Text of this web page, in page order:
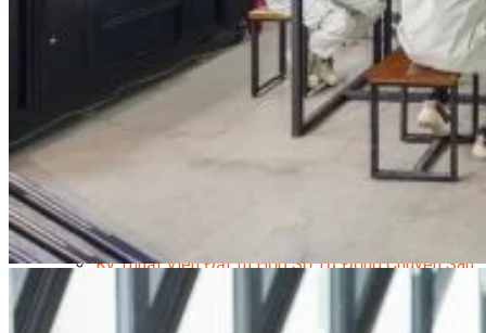
Học Nhảy Hiện Đại
Chuyên Đề Tiktok Dance
Kỹ Thuật – Công Nghệ
Kỹ Thuật Viên Điện – Nước – Điện Lạnh Dân Dụng
Kỹ Thuật Viên Điện Lạnh Ô Tô
Kỹ Thuật Viên Điện – Điện Tử Ô Tô Cơ Bản
Kỹ Thuật Viên Điện Lạnh Dân Dụng
Kỹ Thuật Viên Điện Dân Dụng
Sửa Chữa Điện Lạnh Dân Dụng
Chuyên Viên Chẩn Đoán ECU
Kỹ Thuật Viên Đại Tu Hộp Số Tự Động Chuyên Sâu
Kỹ Thuật Quấn Dây Và Sửa Chữa Máy Điện
Thiết Kế Lắp Đặt Hệ Thống Điện Năng Lượng Mặt